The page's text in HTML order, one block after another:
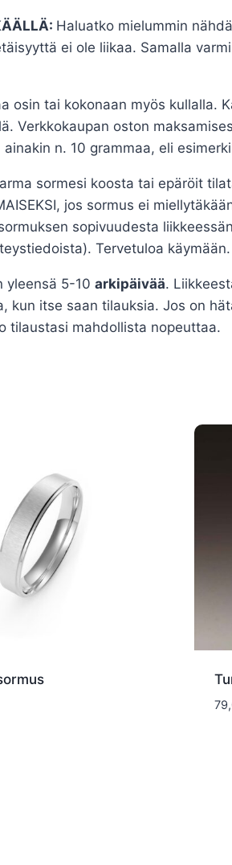
Haluatko mielummin
ei ole liikaa. Samalla
osin tai kokonaan myös kullalla.
Verkkokaupan oston
n. 10 grammaa, eli
sormesi koosta tai epäröit
jos sormus ei
sopivuudesta
Tervetuloa käymään.
yleensä 5-10 arkipäivää.
itse saan tilauksia. Jos on
tilaustasi mahdollista nopeuttaa.